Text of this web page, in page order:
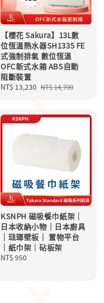
【櫻花 Sakura】13L數
位恆溫熱水器SH1335 FE
式強制排氣 數位恆溫
OFC新式水箱 ABS自動
阻斷裝置
Sale
NT$ 13,230 Regular
NT$ 14,700
KSNPH 磁吸餐巾紙架｜
日本收納小物｜日本廚具
｜琺瑯壁板｜ 置物平台
｜紙巾架｜砧板架
Regular
NT$ 950